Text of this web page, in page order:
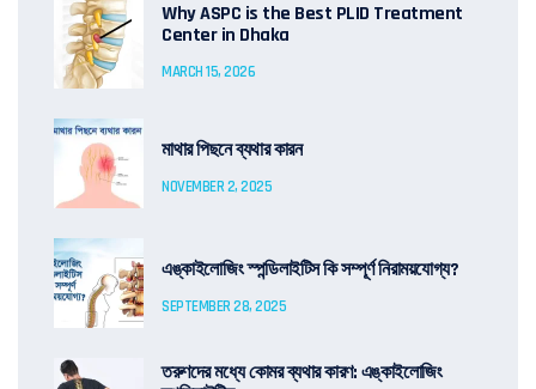
Why ASPC is the Best PLID Treatment
Center in Dhaka
MARCH 15, 2026
মাথার পিছনে ব্যথার কারন
NOVEMBER 2, 2025
এঙ্কাইলোজিং স্পন্ডিলাইটিস কি সম্পূর্ণ নিরাময়যোগ্য?
SEPTEMBER 28, 2025
তরুণদের মধ্যে কোমর ব্যথার কারণ: এঙ্কাইলোজিং